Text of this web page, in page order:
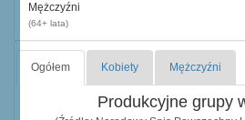
Mężczyźni
(64+ lata)
Ogółem Kobiety Mężczyźni
Produkcyjne grupy